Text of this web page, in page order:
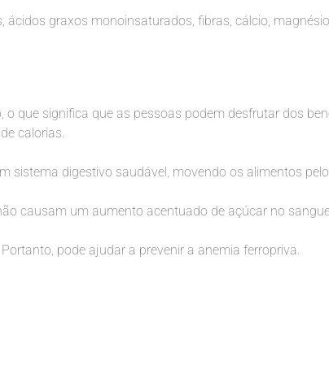
graxos monoinsaturados, fibras, cálcio,
que significa que as pessoas podem desfrutar dos
calorias.
sistema digestivo saudável, movendo os alimentos
causam um aumento acentuado de açúcar no
pode ajudar a prevenir a anemia ferropriva.